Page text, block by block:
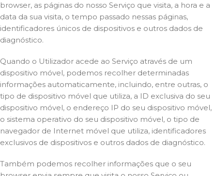
browser, as páginas do nosso Serviço que visita, a hora e a
data da sua visita, o tempo passado nessas páginas,
identificadores únicos de dispositivos e outros dados de
diagnóstico.
Quando o Utilizador acede ao Serviço através de um
dispositivo móvel, podemos recolher determinadas
informações automaticamente, incluindo, entre outras, o
tipo de dispositivo móvel que utiliza, a ID exclusiva do seu
dispositivo móvel, o endereço IP do seu dispositivo móvel,
o sistema operativo do seu dispositivo móvel, o tipo de
navegador de Internet móvel que utiliza, identificadores
exclusivos de dispositivos e outros dados de diagnóstico.
Também podemos recolher informações que o seu